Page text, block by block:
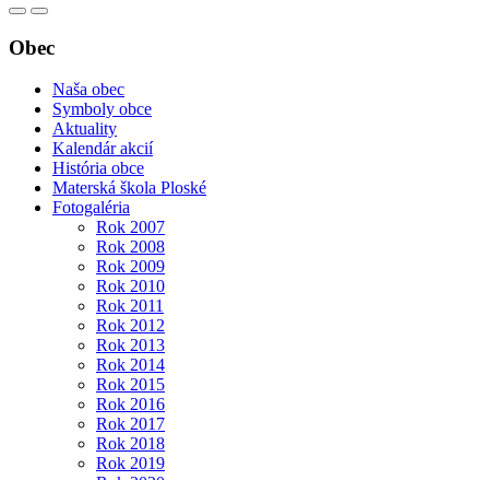
Obec
Naša obec
Symboly obce
Aktuality
Kalendár akcií
História obce
Materská škola Ploské
Fotogaléria
Rok 2007
Rok 2008
Rok 2009
Rok 2010
Rok 2011
Rok 2012
Rok 2013
Rok 2014
Rok 2015
Rok 2016
Rok 2017
Rok 2018
Rok 2019